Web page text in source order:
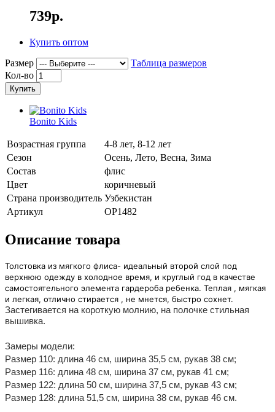
739р.
Купить оптом
Размер
Таблица размеров
Кол-во
Купить
Bonito Kids
Возрастная группа
4-8 лет, 8-12 лет
Сезон
Осень, Лето, Весна, Зима
Состав
флис
Цвет
коричневый
Страна производитель Узбекистан
Артикул
OP1482
Описание товара
Толстовка из мягкого флиса- идеальный второй слой под
верхнюю одежду в холодное время, и круглый год в качестве
самостоятельного элемента гардероба ребенка. Теплая , мягкая
и легкая, отлично стирается , не мнется, быстро сохнет.
Застегивается на короткую молнию, на полочке стильная
вышивка.
Замеры модели:
Размер 110: длина 46 см, ширина 35,5 см, рукав 38 см;
Размер 116: длина 48 см, ширина 37 см, рукав 41 см;
Размер 122: длина 50 см, ширина 37,5 см, рукав 43 см;
Размер 128: длина 51,5 см, ширина 38 см, рукав 46 см.